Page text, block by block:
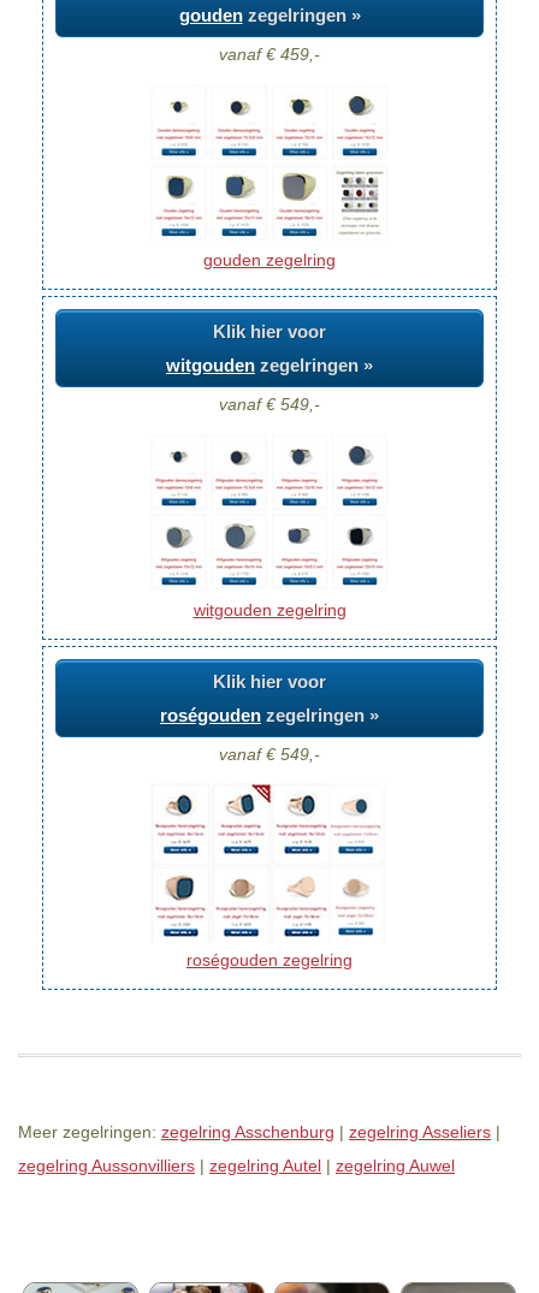
goudenzegelringen »
vanaf € 459,-
gouden zegelring
Klik hier voor
witgouden zegelringen »
vanaf € 549,-
witgouden zegelring
Klik hier voor
roségouden zegelringen »
vanaf € 549,-
roségouden zegelring
Meer zegelringen: zegelring Asschenburg | zegelring Asseliers |
zegelring Aussonvilliers | zegelring Autel | zegelring Auwel